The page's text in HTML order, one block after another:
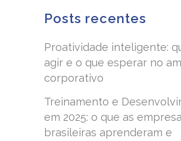
Posts recentes
Proatividade inteligente:
agir e o que esperar no
corporativo
Treinamento e
em 2025: o que as
brasileiras aprenderam e